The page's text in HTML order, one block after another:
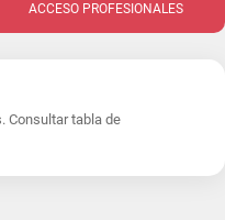
ACCESO PROFESIONALES
Consultar tabla de